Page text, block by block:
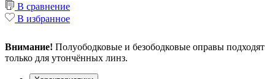
В сравнение
В избранное
Внимание! Полуободковые и безободковые оправы подходят
только для утончённых линз.